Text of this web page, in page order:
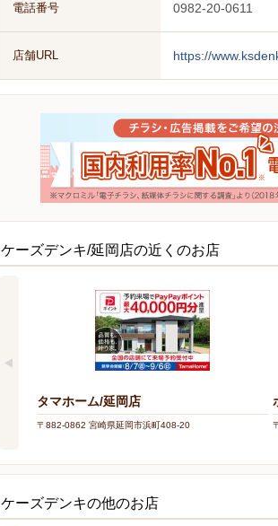
電話番号 0982-20-0611
店舗URL https://
ケーズデンキ/延岡店の近くのお店
タマホーム/延岡店
〒882-0862 宮崎県延岡市浜町408-20
ケーズデンキの他のお店